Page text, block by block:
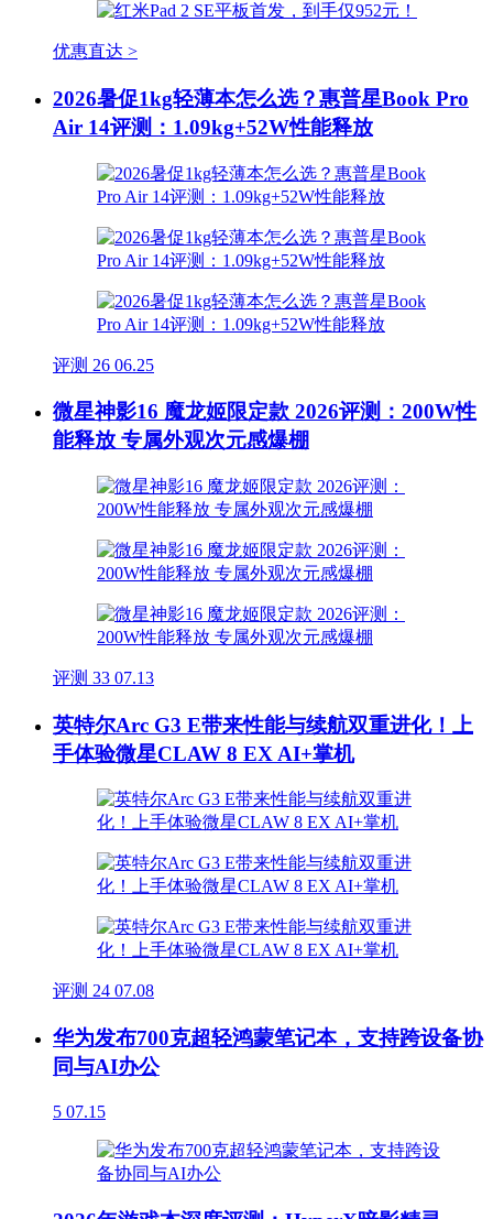
优惠直达 >
2026暑促1kg轻薄本怎么选？惠普星Book Pro
Air 14评测：1.09kg+52W性能释放
评测 26 06.25
微星神影16 魔龙姬限定款 2026评测：200W性
能释放 专属外观次元感爆棚
评测 33 07.13
英特尔Arc G3 E带来性能与续航双重进化！上
手体验微星CLAW 8 EX AI+掌机
评测 24 07.08
华为发布700克超轻鸿蒙笔记本，支持跨设备协
同与AI办公
5 07.15